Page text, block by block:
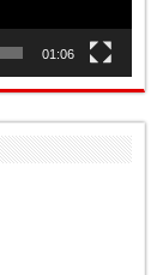
01:06